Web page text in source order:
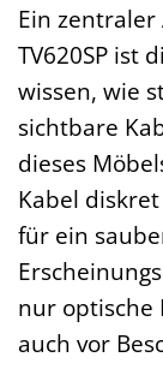
Ein zentraler
TV620SP ist
wissen, wie
sichtbare
dieses
Kabel
für ein
nur optische
auch vor